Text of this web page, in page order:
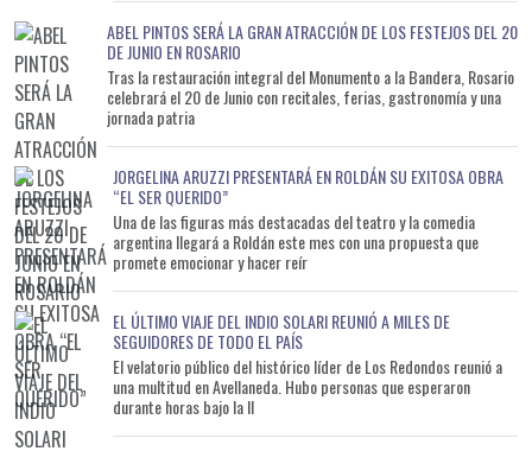
ABEL PINTOS SERÁ LA GRAN ATRACCIÓN DE LOS FESTEJOS DEL 20
DE JUNIO EN ROSARIO
Tras la restauración integral del Monumento a la Bandera, Rosario
celebrará el 20 de Junio con recitales, ferias, gastronomía y una
jornada patria
JORGELINA ARUZZI PRESENTARÁ EN ROLDÁN SU EXITOSA OBRA
“EL SER QUERIDO”
Una de las figuras más destacadas del teatro y la comedia
argentina llegará a Roldán este mes con una propuesta que
promete emocionar y hacer reír
EL ÚLTIMO VIAJE DEL INDIO SOLARI REUNIÓ A MILES DE
SEGUIDORES DE TODO EL PAÍS
El velatorio público del histórico líder de Los Redondos reunió a
una multitud en Avellaneda. Hubo personas que esperaron
durante horas bajo la ll